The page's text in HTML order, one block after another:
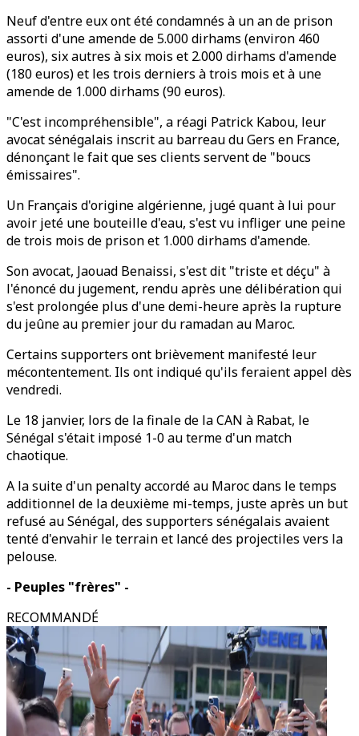
Neuf d'entre eux ont été condamnés à un an de prison
assorti d'une amende de 5.000 dirhams (environ 460
euros), six autres à six mois et 2.000 dirhams d'amende
(180 euros) et les trois derniers à trois mois et à une
amende de 1.000 dirhams (90 euros).
"C'est incompréhensible", a réagi Patrick Kabou, leur
avocat sénégalais inscrit au barreau du Gers en France,
dénonçant le fait que ses clients servent de "boucs
émissaires".
Un Français d'origine algérienne, jugé quant à lui pour
avoir jeté une bouteille d'eau, s'est vu infliger une peine
de trois mois de prison et 1.000 dirhams d'amende.
Son avocat, Jaouad Benaissi, s'est dit "triste et déçu" à
l'énoncé du jugement, rendu après une délibération qui
s'est prolongée plus d'une demi-heure après la rupture
du jeûne au premier jour du ramadan au Maroc.
Certains supporters ont brièvement manifesté leur
mécontentement. Ils ont indiqué qu'ils feraient appel dès
vendredi.
Le 18 janvier, lors de la finale de la CAN à Rabat, le
Sénégal s'était imposé 1-0 au terme d'un match
chaotique.
A la suite d'un penalty accordé au Maroc dans le temps
additionnel de la deuxième mi-temps, juste après un but
refusé au Sénégal, des supporters sénégalais avaient
tenté d'envahir le terrain et lancé des projectiles vers la
pelouse.
- Peuples "frères" -
RECOMMANDÉ